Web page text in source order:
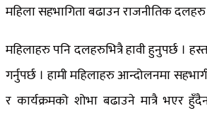
महिला सहभागिता बढाउन राजनीतिक
महिलाहरु पनि दलहरुभित्रै हावी हुनुपर्छ ।
गर्नुपर्छ । हामी महिलाहरु आन्दोलनमा
र कार्यक्रमको शोभा बढाउने मात्रै भएर